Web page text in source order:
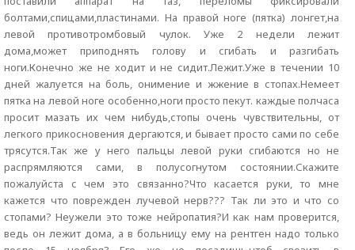
болтами,спицами,пластинами. На правой ноге (пятка) лонгет,на
левой противотромбовый чулок. Уже 2 недели лежит
дома,может приподнять голову и сгибать и разгибать
ноги.Конечно же не ходит и не сидит.Лежит.Уже в течении 10
дней жалуется на боль, онимение и жжение в стопах.Немеет
пятка на левой ноге особенно,ноги просто пекут. каждые полчаса
просит мазать их чем нибудь,стопы очень чувствительны, от
легкого прикосновения дергаются, и бывает просто сами по себе
трясутся.Так же у него пальцы левой руки сгибаются но не
распрямляются сами, в полусогнутом состоянии.Скажите
пожалуйста с чем это связанно?Что касается руки, то мне
кажется что поврежден лучевой нерв??? Так ли это и что со
стопами? Неужели это тоже нейропатия?И как нам проверится,
ведь он лежит дома, а в больницу ему на рентген надо только